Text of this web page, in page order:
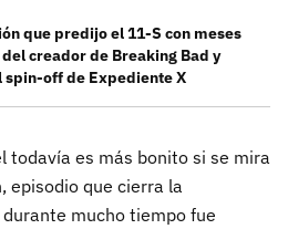
que predijo el 11-S con meses
creador de Breaking Bad y
spin-off de Expediente X
todavía es más bonito si se mira
episodio que cierra la
mucho tiempo fue